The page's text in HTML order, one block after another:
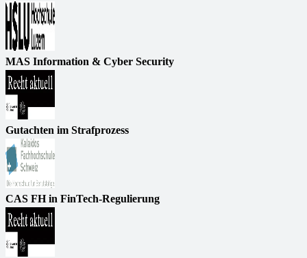
MAS Information & Cyber Security
Gutachten im Strafprozess
CAS FH in FinTech-Regulierung